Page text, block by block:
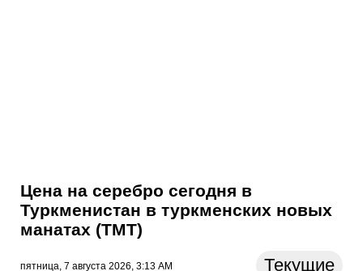
Цена на серебро сегодня в
Туркменистан в туркменских новых
манатах (TMT)
пятница, 7 августа 2026, 3:13 AM Текущие